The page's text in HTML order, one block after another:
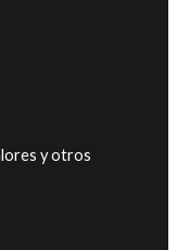
y otros